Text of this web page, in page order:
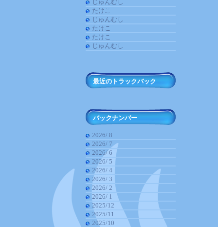
じゅんむし
たけこ
じゅんむし
たけこ
たけこ
じゅんむし
最近のトラックバック
バックナンバー
2026/ 8
2026/ 7
2026/ 6
2026/ 5
2026/ 4
2026/ 3
2026/ 2
2026/ 1
2025/12
2025/11
2025/10